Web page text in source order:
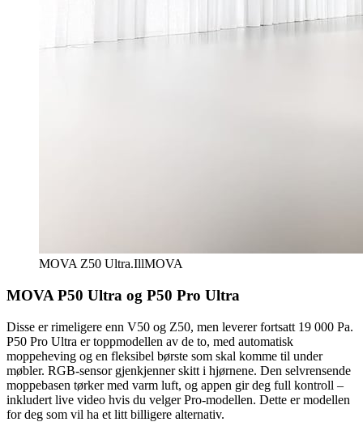
MOVA Z50 Ultra.IllMOVA
MOVA P50 Ultra og P50 Pro Ultra
Disse er rimeligere enn V50 og Z50, men leverer fortsatt 19 000 Pa.
P50 Pro Ultra er toppmodellen av de to, med automatisk
moppeheving og en fleksibel børste som skal komme til under
møbler. RGB-sensor gjenkjenner skitt i hjørnene. Den selvrensende
moppebasen tørker med varm luft, og appen gir deg full kontroll –
inkludert live video hvis du velger Pro-modellen. Dette er modellen
for deg som vil ha et litt billigere alternativ.